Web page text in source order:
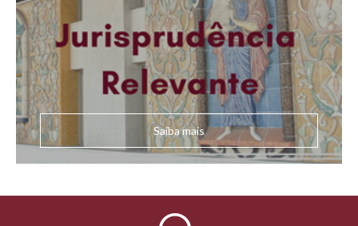
Saiba mais